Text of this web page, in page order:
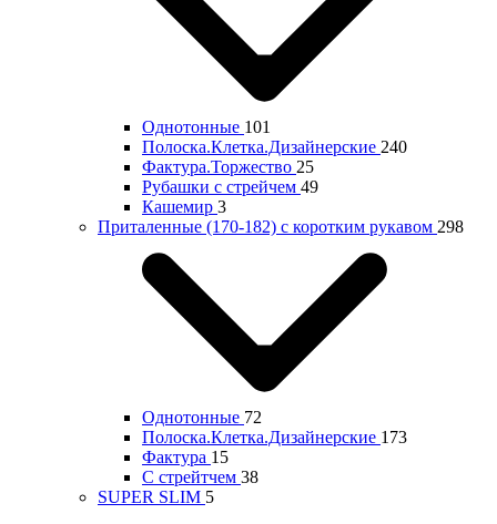
Однотонные 101
Полоска.Клетка.Дизайнерские 240
Фактура.Торжество 25
Рубашки с стрейчем 49
Кашемир 3
Приталенные (170-182) с коротким рукавом 298
Однотонные 72
Полоска.Клетка.Дизайнерские 173
Фактура 15
С стрейтчем 38
SUPER SLIM 5